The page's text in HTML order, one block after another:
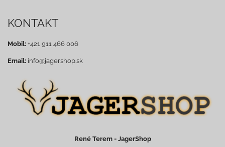
KONTAKT
Mobil: +421 911 466 006
Email: info@jagershop.sk
René Terem - JagerShop